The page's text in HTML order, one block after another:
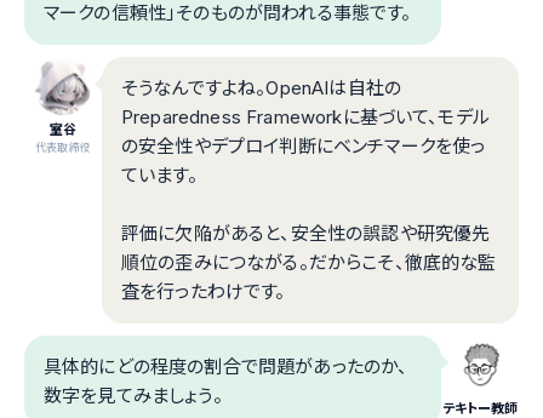
マークの信頼性」そのものが問われる事態です。
室谷
代表取締役
そうなんですよね。OpenAIは自社の
Preparedness Frameworkに基づいて、モデル
の安全性やデプロイ判断にベンチマークを使っ
ています。
評価に欠陥があると、安全性の誤認や研究優先
順位の歪みにつながる。だからこそ、徹底的な監
査を行ったわけです。
テキトー教師
具体的にどの程度の割合で問題があったのか、
数字を見てみましょう。